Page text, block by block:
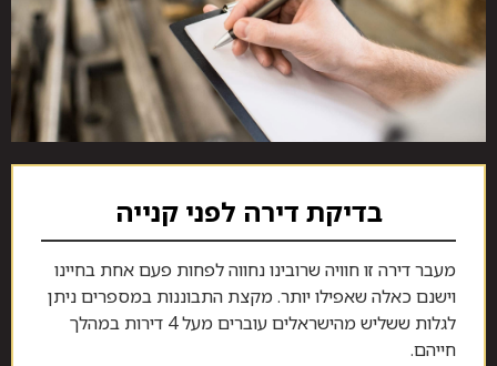
בדיקת דירה לפני קנייה
מעבר דירה זו חוויה שרובינו נחווה לפחות פעם אחת בחיינו
וישנם כאלה שאפילו יותר. מקצת התבוננות במספרים ניתן
לגלות ששליש מהישראלים עוברים מעל 4 דירות במהלך
חייהם.